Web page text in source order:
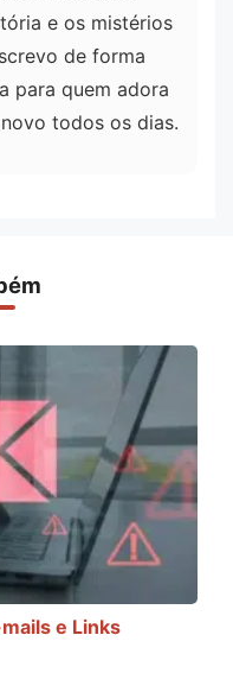
e os mistérios
de forma
para quem adora
todos os dias.
e Links